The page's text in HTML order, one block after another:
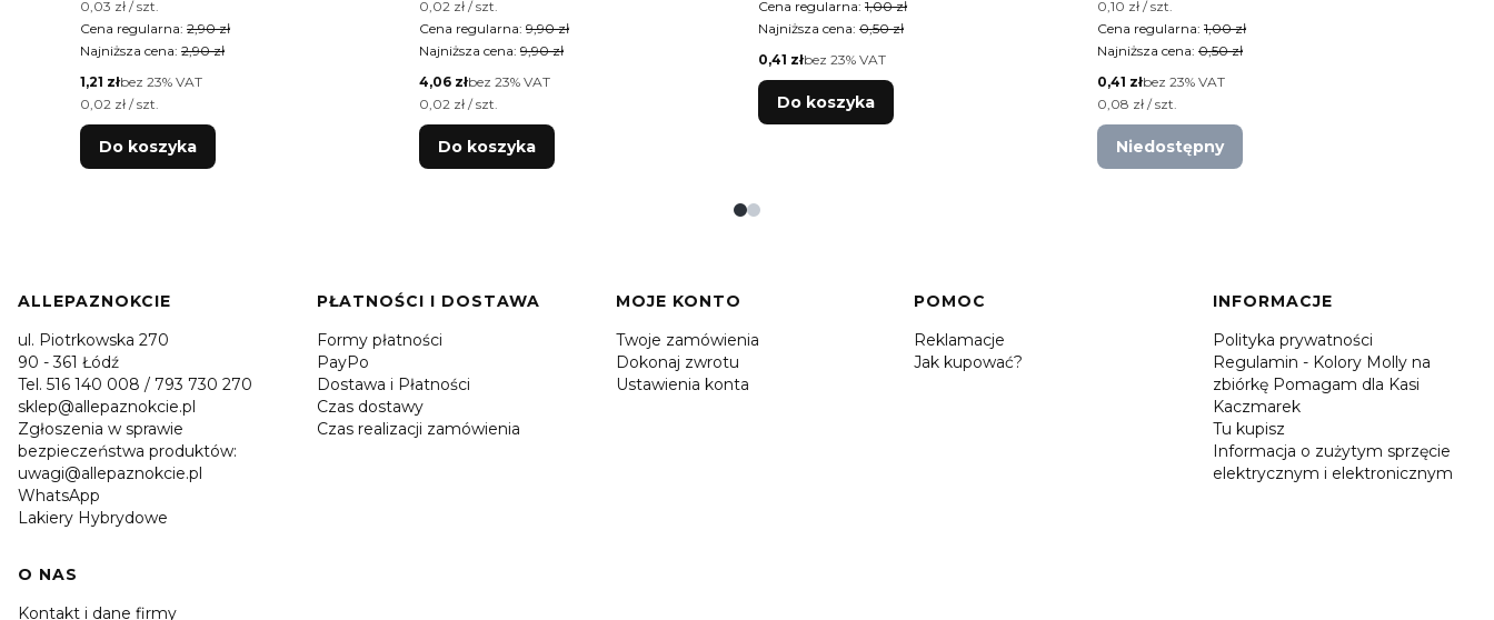
Cena jednostkowa brutto
0,03 zł / szt.
Cena regularna: 2,90 zł
Najniższa cena: 2,90 zł
Cena netto
1,21 złbez 23% VAT
Cena jednostkowa netto
0,02 zł / szt.
Do koszyka
Cena jednostkowa brutto
0,02 zł / szt.
Cena regularna: 9,90 zł
Najniższa cena: 9,90 zł
Cena netto
4,06 złbez 23% VAT
Cena jednostkowa netto
0,02 zł / szt.
Do koszyka
Cena regularna: 1,00 zł
Najniższa cena: 0,50 zł
Cena netto
0,41 złbez 23% VAT
Do koszyka
Cena jednostkowa brutto
0,10 zł / szt.
Cena regularna: 1,00 zł
Najniższa cena: 0,50 zł
Cena netto
0,41 złbez 23% VAT
Cena jednostkowa netto
0,08 zł / szt.
Niedostępny
Linki w stopce
ALLEPAZNOKCIE
ul. Piotrkowska 270
90 - 361 Łódź
Tel. 516 140 008 / 793 730 270
sklep@allepaznokcie.pl
Zgłoszenia w sprawie
bezpieczeństwa produktów:
uwagi@allepaznokcie.pl
WhatsApp
Lakiery Hybrydowe
PŁATNOŚCI I DOSTAWA
Formy płatności
PayPo
Dostawa i Płatności
Czas dostawy
Czas realizacji zamówienia
MOJE KONTO
Twoje zamówienia
Dokonaj zwrotu
Ustawienia konta
POMOC
Reklamacje
Jak kupować?
INFORMACJE
Polityka prywatności
Regulamin - Kolory Molly na
zbiórkę Pomagam dla Kasi
Kaczmarek
Tu kupisz
Informacja o zużytym sprzęcie
elektrycznym i elektronicznym
O NAS
Kontakt i dane firmy